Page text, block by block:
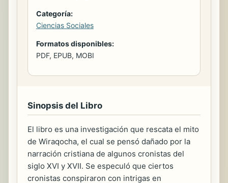
Categoría:
Ciencias Sociales
Formatos disponibles:
PDF, EPUB, MOBI
Sinopsis del Libro
El libro es una investigación que rescata el mito
de Wiraqocha, el cual se pensó dañado por la
narración cristiana de algunos cronistas del
siglo XVI y XVII. Se especuló que ciertos
cronistas conspiraron con intrigas en